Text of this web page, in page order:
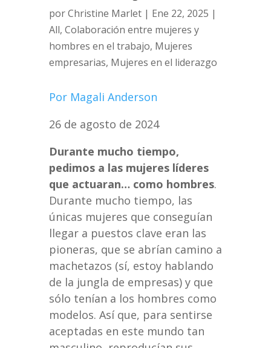
porChristine Marlet| Ene 22, 2025 |
All, Colaboración entre mujeres y
hombres en el trabajo, Mujeres
empresarias, Mujeres en el liderazgo
Por Magali Anderson
26 de agosto de 2024
Durante mucho tiempo,
pedimos a las mujeres líderes
que actuaran… como hombres.
Durante mucho tiempo, las
únicas mujeres que conseguían
llegar a puestos clave eran las
pioneras, que se abrían camino a
machetazos (sí, estoy hablando
de la jungla de empresas) y que
sólo tenían a los hombres como
modelos. Así que, para sentirse
aceptadas en este mundo tan